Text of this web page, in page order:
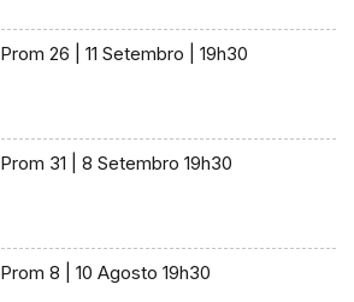
Prom 26 | 11 Setembro | 19h30
Prom 31 | 8 Setembro 19h30
Prom 8 | 10 Agosto 19h30